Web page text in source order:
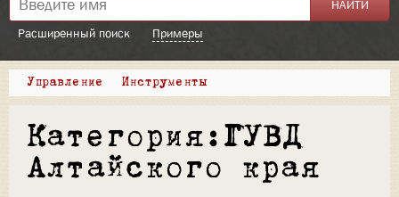
Расширенный поиск Примеры
Управление Инструменты
Категория:ГУВД
Алтайского края